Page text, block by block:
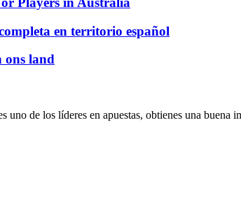
en territorio español
ons land
uno de los líderes en apuestas, obtienes una buena